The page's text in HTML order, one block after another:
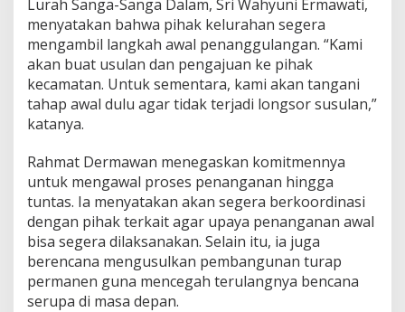
Lurah Sanga-Sanga Dalam, Sri Wahyuni Ermawati,
menyatakan bahwa pihak kelurahan segera
mengambil langkah awal penanggulangan. “Kami
akan buat usulan dan pengajuan ke pihak
kecamatan. Untuk sementara, kami akan tangani
tahap awal dulu agar tidak terjadi longsor susulan,”
katanya.
Rahmat Dermawan menegaskan komitmennya
untuk mengawal proses penanganan hingga
tuntas. Ia menyatakan akan segera berkoordinasi
dengan pihak terkait agar upaya penanganan awal
bisa segera dilaksanakan. Selain itu, ia juga
berencana mengusulkan pembangunan turap
permanen guna mencegah terulangnya bencana
serupa di masa depan.